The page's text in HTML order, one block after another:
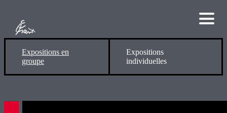
Expositions en
groupe
Expositions
individuelles